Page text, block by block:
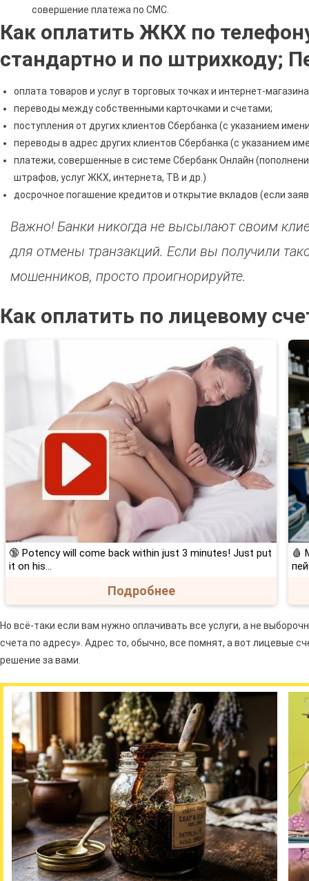
совершение платежа по СМС.
Как оплатить ЖКХ по
стандартно и по штрихкоду;
оплата товаров и услуг в торговых точках и интернет-
переводы между собственными карточками и счетами;
поступления от других клиентов Сбербанка (с указанием
переводы в адрес других клиентов Сбербанка (с указанием
платежи, совершенные в системе Сбербанк Онлайн
штрафов, услуг ЖКХ, интернета, ТВ и др.)
досрочное погашение кредитов и открытие вкладов (если
Важно! Банки никогда не высылают своим
для отмены транзакций. Если вы получили
мошенников, просто проигнорируйте.
Как оплатить по лицевому
🔞 Potency will come back within just 3 minutes! Just put
it on his…
Подробнее
🩸
Но всё-таки если вам нужно оплачивать все услуги, а не
счета по адресу». Адрес то, обычно, все помнят, а вот лицевые
решение за вами.